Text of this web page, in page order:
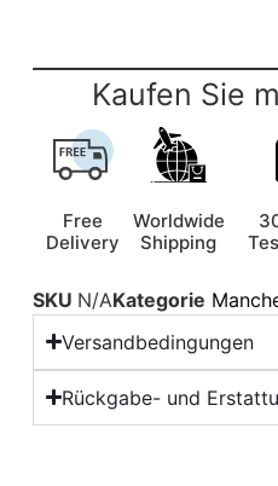
Kaufen Sie
Free
Delivery
Worldwide
Shipping
SKU N/AKategorie
Versandbedingungen
Rückgabe- und